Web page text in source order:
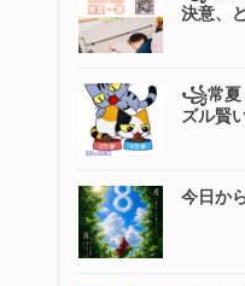
決意、
꧁常夏
ズル賢
今日か